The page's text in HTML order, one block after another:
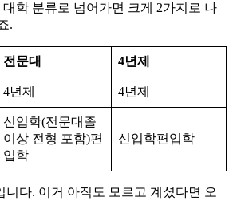
학 분류로 넘어가면 크게 2가지로 나
.
전문대 4년제
4년제 4년제
신입학(전문대졸
이상 전형 포함)편
입학
신입학편입학
니다. 이거 아직도 모르고 계셨다면 오